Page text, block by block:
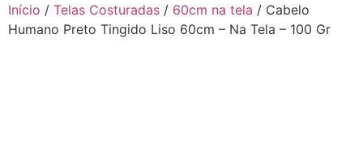
Início / Telas Costuradas / 60cm na tela / Cabelo
Humano Preto Tingido Liso 60cm – Na Tela – 100 Gr